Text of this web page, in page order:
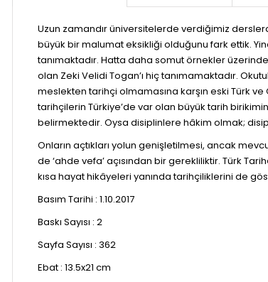
Uzun zamandır üniversitelerde verdiğimiz
büyük bir malumat eksikliği olduğunu fark ettik.
tanımaktadır. Hatta daha somut örnekler
olan Zeki Velidi Togan’ı hiç tanımamaktadır.
meslekten tarihçi olmamasına karşın eski Türk
tarihçilerin Türkiye’de var olan büyük tarih
belirmektedir. Oysa disiplinlere hâkim olmak;
Onların açtıkları yolun genişletilmesi, ancak
de ‘ahde vefa’ açısından bir gerekliliktir. Türk
kısa hayat hikâyeleri yanında tarihçiliklerini de
Basım Tarihi : 1.10.2017
Baskı Sayısı : 2
Sayfa Sayısı : 362
Ebat : 13.5x21 cm